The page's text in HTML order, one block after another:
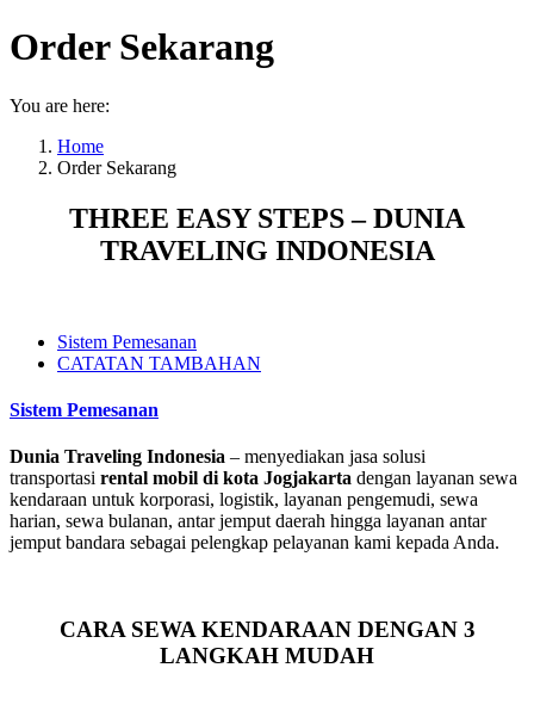
Order Sekarang
You are here:
Home
Order Sekarang
THREE EASY STEPS – DUNIA
TRAVELING INDONESIA
Sistem Pemesanan
CATATAN TAMBAHAN
Sistem Pemesanan
Dunia Traveling Indonesia – menyediakan jasa solusi
transportasi rental mobil di kota Jogjakarta dengan layanan sewa
kendaraan untuk korporasi, logistik, layanan pengemudi, sewa
harian, sewa bulanan, antar jemput daerah hingga layanan antar
jemput bandara sebagai pelengkap pelayanan kami kepada Anda.
CARA SEWA KENDARAAN DENGAN 3
LANGKAH MUDAH